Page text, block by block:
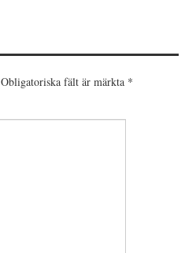
Obligatoriska fält är märkta *